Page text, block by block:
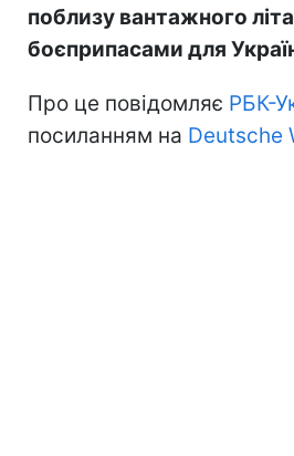
поблизу вантажного
боєприпасами для
Про це повідомляє РБК-
посиланням на Deutsche